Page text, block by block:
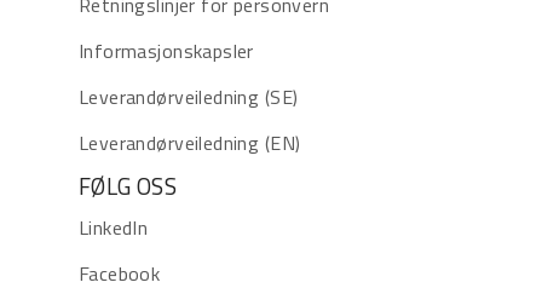
Informasjonskapsler
Leverandørveiledning (SE)
Leverandørveiledning (EN)
FØLG OSS
LinkedIn
Facebook